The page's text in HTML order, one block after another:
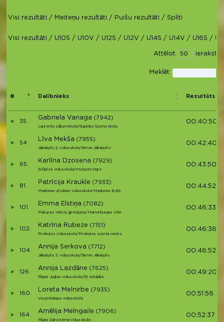
Visi rezultāti / Meiteņu rezultāti / Puišu rezultāti / Spliti
Visi rezultāti / U10S / U10V / U12S / U12V / U14S / U14V / U16S /
Attēlot
Meklēt:
# Dalībnieks Rezultāts
35.
Gabriela Vanaga (7942)
Laurenču sākumskola/Siguldas Sporta skola
00:40:50
54.
Līva Mekša (7955)
Jēkabpils 2. vidusskola/Skrien Jēkabpils!
00:42:40
65.
Karlīna Dzosena (7929)
Ikšķiles vidusskola/mySport Ogre
00:43:50
81.
Patrīcija Kraukle (7933)
Madonas pilsētas vidusskola/Madonas BJSS
00:44:52
101.
Emma Elstiņa (7082)
Mārupes Valsts ģimnāzija/Marienburgas Vilki
00:46:33
102.
Katrīna Rubeze (7151)
Priekules vidusskola/Priekules sporta centrs
00:46:36
104.
Annija Serkova (7712)
Jēkabpils 2. vidusskola/Skrien Jēkabpils
00:46:52
126.
Annija Lazdāne (7625)
Rīgas Juglas vidusskola/SS Arkādija
00:49:20
160.
Loreta Melnirbe (7935)
Vecpiebalgas vidusskola
00:51:56
164.
Amēlija Melngaile (7906)
Rīgas Dārzciema vidusskola
00:52:37